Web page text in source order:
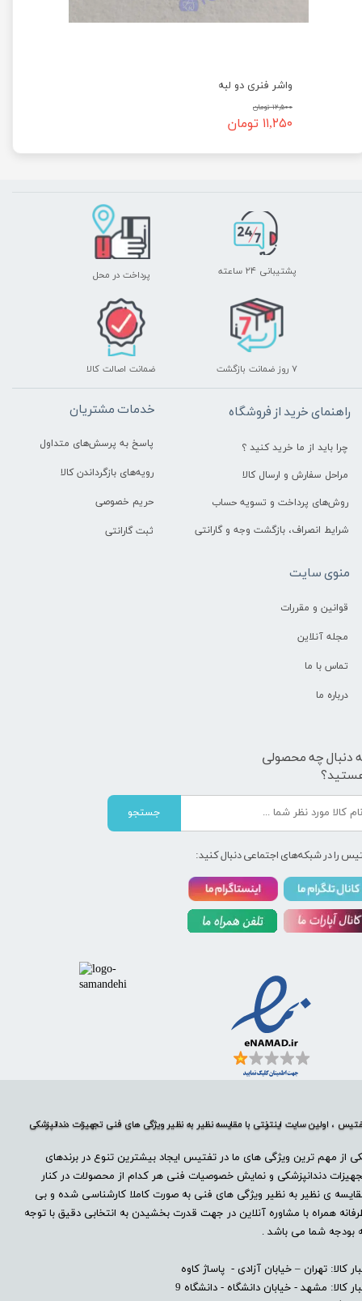
واشر فنری دو لبه
۱۲,۵۰۰ تومان
۱۱,۲۵۰ تومان
، اولین سایت اینترنتی با مقایسه نظیر به نظیر ویژگی های فنی تجهیزات دندانپزشکی
از مهم ترین ویژگی های ما در تفتیس ایجاد بیشترین تنوع در برندهای
دندانپزشکی و نمایش خصوصیات فنی هر کدام از محصولات در کنار
ی نظیر به نظیر ویژگی های فنی به صورت کاملا کارشناسی شده و بی
همراه با مشاوره آنلاین در جهت قدرت بخشیدن به انتخابی دقیق با توجه
بودجه شما می باشد .
کالا: تهران – خیابان آزادی - پاساژ کاوه
کالا: مشهد - خیابان دانشگاه - دانشگاه 9
پشتیبانی ۲۴ ساعته پرداخت در محل
۷ روز ضمانت بازگشت ضمانت اصالت کالا
راهنمای خرید از فروشگاه
چرا باید از ما خرید کنید ؟
مراحل سفارش و ارسال کالا
روش‌های پرداخت و تسویه حساب
شرایط انصراف، بازگشت وجه و گارانتی
خدمات مشتریان
پاسخ به پرسش‌های متداول
رویه‌های بازگرداندن کالا
حریم خصوصی
ثبت گارانتی
منوی سایت
قوانین و مقررات
مجله آنلاین
تماس با ما
درباره ما
دنبال چه محصولی
جستجو
را در شبکه‌های اجتماعی دنبال کنید: